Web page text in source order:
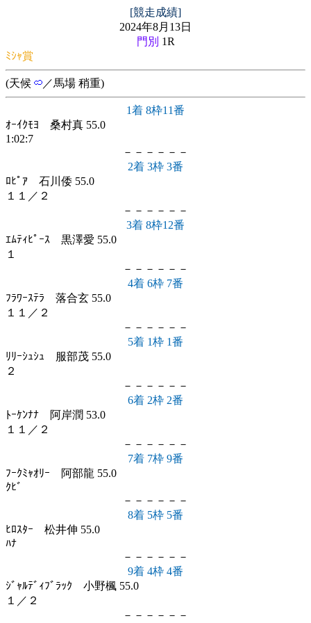
[競走成績]
2024年8月13日
門別 1R
ﾐｼｬ賞
(天候 ／馬場 稍重)
1着 8枠11番
ｵｰｲｸﾓﾖ 桑村真 55.0
1:02:7
－－－－－－
2着 3枠 3番
ﾛﾋﾟｱ 石川倭 55.0
１１／２
－－－－－－
3着 8枠12番
ｴﾑﾃｨﾋﾟｰｽ 黒澤愛 55.0
１
－－－－－－
4着 6枠 7番
ﾌﾗﾜｰｽﾃﾗ 落合玄 55.0
１１／２
－－－－－－
5着 1枠 1番
ﾘﾘｰｼｭｼｭ 服部茂 55.0
２
－－－－－－
6着 2枠 2番
ﾄｰｹﾝﾅﾅ 阿岸潤 53.0
１１／２
－－－－－－
7着 7枠 9番
ﾌｰｸﾐｬｵﾘｰ 阿部龍 55.0
ｸﾋﾞ
－－－－－－
8着 5枠 5番
ﾋﾛｽﾀｰ 松井伸 55.0
ﾊﾅ
－－－－－－
9着 4枠 4番
ｼﾞｬﾙﾃﾞｨﾌﾞﾗｯｸ 小野楓 55.0
１／２
－－－－－－